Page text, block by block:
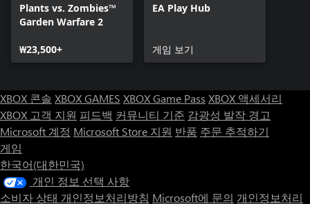
Plants vs. Zombies™
Garden Warfare 2
₩23,500+
EA Play Hub
게임 보기
XBOX 콘솔 XBOX GAMES XBOX Game Pass XBOX 액세서리
XBOX 고객 지원 피드백 커뮤니티 기준 감광성 발작 경고
Microsoft 계정 Microsoft Store 지원 반품 주문 추적하기
게임
한국어(대한민국)
개인 정보 선택 사항
소비자 상태 개인정보처리방침 Microsoft에 문의 개인정보처리